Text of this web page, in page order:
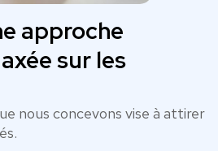
approche
sur les
nous concevons vise à attirer